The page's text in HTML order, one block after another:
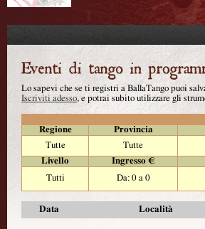
Lo sapevi che se ti registri a BallaTango puoi
Iscriviti adesso, e potrai subito utilizzare gli
Regione
Provincia
Tutte
Tutte
Livello
Ingresso €
Tutti
Da: 0 a 0
Data Località